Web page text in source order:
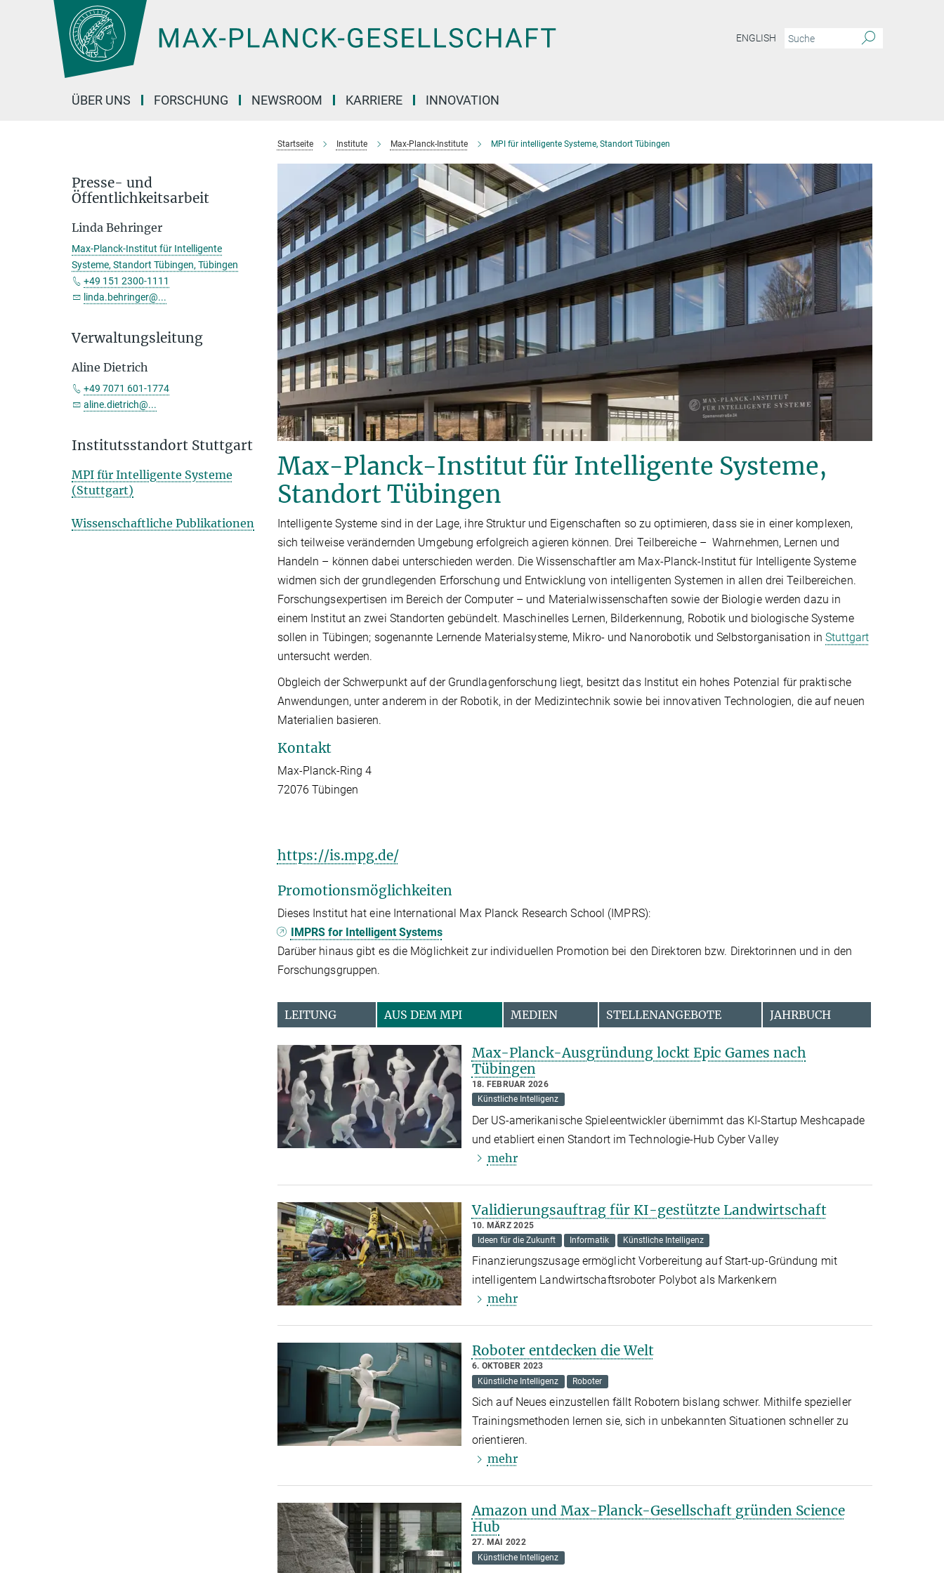
Hauptinhalt
ENGLISH
ÜBER UNS FORSCHUNG NEWSROOM KARRIERE INNOVATION
Startseite Institute Max-Planck-Institute MPI für intelligente Systeme, Standort Tübingen
Max-Planck-Institut für Intelligente Systeme,
Standort Tübingen
Intelligente Systeme sind in der Lage, ihre Struktur und Eigenschaften so zu optimieren, dass sie in einer komplexen,
sich teilweise verändernden Umgebung erfolgreich agieren können. Drei Teilbereiche – Wahrnehmen, Lernen und
Handeln – können dabei unterschieden werden. Die Wissenschaftler am Max-Planck-Institut für Intelligente Systeme
widmen sich der grundlegenden Erforschung und Entwicklung von intelligenten Systemen in allen drei Teilbereichen.
Forschungsexpertisen im Bereich der Computer – und Materialwissenschaften sowie der Biologie werden dazu in
einem Institut an zwei Standorten gebündelt. Maschinelles Lernen, Bilderkennung, Robotik und biologische Systeme
sollen in Tübingen; sogenannte Lernende Materialsysteme, Mikro- und Nanorobotik und Selbstorganisation inStuttgart
untersucht werden.
Obgleich der Schwerpunkt auf der Grundlagenforschung liegt, besitzt das Institut ein hohes Potenzial für praktische
Anwendungen, unter anderem in der Robotik, in der Medizintechnik sowie bei innovativen Technologien, die auf neuen
Materialien basieren.
Kontakt
Max-Planck-Ring 4
72076 Tübingen
https://is.mpg.de/
Promotionsmöglichkeiten
Dieses Institut hat eine International Max Planck Research School (IMPRS):
IMPRS for Intelligent Systems
Darüber hinaus gibt es die Möglichkeit zur individuellen Promotion bei den Direktoren bzw. Direktorinnen und in den
Forschungsgruppen.
LEITUNG AUS DEM MPI MEDIEN STELLENANGEBOTE JAHRBUCH
Max-Planck-Ausgründung lockt Epic Games nach
Tübingen
18. FEBRUAR 2026
Künstliche Intelligenz
Der US-amerikanische Spieleentwickler übernimmt das KI-Startup Meshcapade
und etabliert einen Standort im Technologie-Hub Cyber Valley
mehr
Validierungsauftrag für KI-gestützte Landwirtschaft
10. MÄRZ 2025
Ideen für die Zukunft
Informatik Künstliche Intelligenz
Finanzierungszusage ermöglicht Vorbereitung auf Start-up-Gründung mit
intelligentem Landwirtschaftsroboter Polybot als Markenkern
mehr
Roboter entdecken die Welt
6. OKTOBER 2023
Künstliche Intelligenz
Roboter
Sich auf Neues einzustellen fällt Robotern bislang schwer. Mithilfe spezieller
Trainingsmethoden lernen sie, sich in unbekannten Situationen schneller zu
orientieren.
mehr
Amazon und Max-Planck-Gesellschaft gründen Science
Hub
27. MAI 2022
Künstliche Intelligenz
Presse- und
Öffentlichkeitsarbeit
Linda Behringer
Max-Planck-Institut für Intelligente
Systeme, Standort Tübingen, Tübingen
+49 151 2300-1111
linda.behringer@...
Verwaltungsleitung
Aline Dietrich
+49 7071 601-1774
aline.dietrich@...
Institutsstandort Stuttgart
MPI für Intelligente Systeme
(Stuttgart)
Wissenschaftliche Publikationen